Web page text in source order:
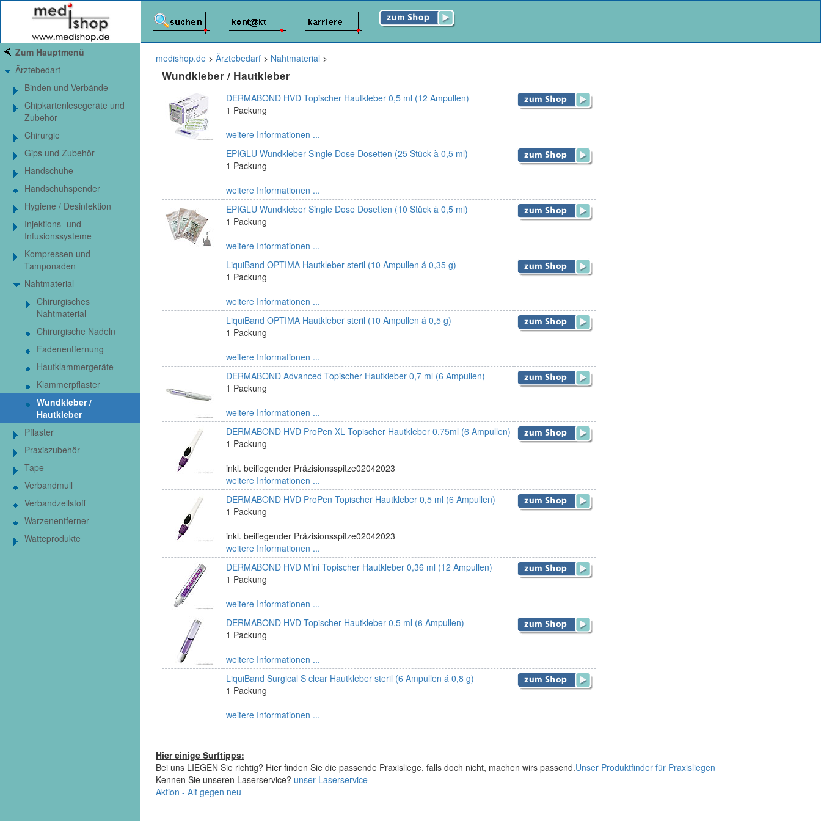
medishop.de > Ärztebedarf > Nahtmaterial >
Wundkleber / Hautkleber
DERMABOND HVD Topischer Hautkleber 0,5 ml (12 Ampullen)
1 Packung
weitere Informationen ...
EPIGLU Wundkleber Single Dose Dosetten (25 Stück à 0,5 ml)
1 Packung
weitere Informationen ...
EPIGLU Wundkleber Single Dose Dosetten (10 Stück à 0,5 ml)
1 Packung
weitere Informationen ...
LiquiBand OPTIMA Hautkleber steril (10 Ampullen á 0,35 g)
1 Packung
weitere Informationen ...
LiquiBand OPTIMA Hautkleber steril (10 Ampullen á 0,5 g)
1 Packung
weitere Informationen ...
DERMABOND Advanced Topischer Hautkleber 0,7 ml (6 Ampullen)
1 Packung
weitere Informationen ...
DERMABOND HVD ProPen XL Topischer Hautkleber 0,75ml (6 Ampullen)
1 Packung
inkl. beiliegender Präzisionsspitze02042023
weitere Informationen ...
DERMABOND HVD ProPen Topischer Hautkleber 0,5 ml (6 Ampullen)
1 Packung
inkl. beiliegender Präzisionsspitze02042023
weitere Informationen ...
DERMABOND HVD Mini Topischer Hautkleber 0,36 ml (12 Ampullen)
1 Packung
weitere Informationen ...
DERMABOND HVD Topischer Hautkleber 0,5 ml (6 Ampullen)
1 Packung
weitere Informationen ...
LiquiBand Surgical S clear Hautkleber steril (6 Ampullen á 0,8 g)
1 Packung
weitere Informationen ...
Hier einige Surftipps:
Bei uns LIEGEN Sie richtig? Hier finden Sie die passende Praxisliege, falls doch nicht, machen wirs passend.Unser Produktfinder für Praxisliegen
Kennen Sie unseren Laserservice? unser Laserservice
Aktion - Alt gegen neu
Zum Hauptmenü
Ärztebedarf
Binden und Verbände
Chipkartenlesegeräte und
Zubehör
Chirurgie
Gips und Zubehör
Handschuhe
Handschuhspender
Hygiene / Desinfektion
Injektions- und
Infusionssysteme
Kompressen und
Tamponaden
Nahtmaterial
Chirurgisches
Nahtmaterial
Chirurgische Nadeln
Fadenentfernung
Hautklammergeräte
Klammerpflaster
Wundkleber /
Hautkleber
Pflaster
Praxiszubehör
Tape
Verbandmull
Verbandzellstoff
Warzenentferner
Watteprodukte